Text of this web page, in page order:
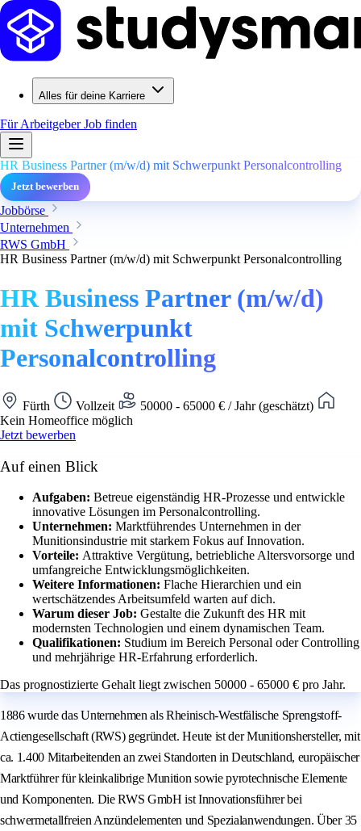
Alles für deine Karriere
Für ArbeitgeberJob finden
HR Business Partner (m/w/d) mit Schwerpunkt Personalcontrolling
Jetzt bewerben
Jobbörse
Unternehmen
RWS GmbH
HR Business Partner (m/w/d) mit Schwerpunkt Personalcontrolling
HR Business Partner (m/w/d)
mit Schwerpunkt
Personalcontrolling
Fürth Vollzeit
50000 - 65000 € / Jahr (geschätzt)
Kein Homeoffice möglich
Jetzt bewerben
Auf einen Blick
Aufgaben: Betreue eigenständig HR-Prozesse und entwickle
innovative Lösungen im Personalcontrolling.
Unternehmen: Marktführendes Unternehmen in der
Munitionsindustrie mit starkem Fokus auf Innovation.
Vorteile: Attraktive Vergütung, betriebliche Altersvorsorge und
umfangreiche Entwicklungsmöglichkeiten.
Weitere Informationen: Flache Hierarchien und ein
wertschätzendes Arbeitsumfeld warten auf dich.
Warum dieser Job: Gestalte die Zukunft des HR mit
modernsten Technologien und einem dynamischen Team.
Qualifikationen: Studium im Bereich Personal oder Controlling
und mehrjährige HR-Erfahrung erforderlich.
Das prognostizierte Gehalt liegt zwischen 50000 - 65000 € pro Jahr.
1886 wurde das Unternehmen als Rheinisch-Westfälische Sprengstoff-
Actiengesellschaft (RWS) gegründet. Heute ist der Munitionshersteller, mit
ca. 1.400 Mitarbeitenden an zwei Standorten in Deutschland, europäischer
Marktführer für kleinkalibrige Munition sowie pyrotechnische Elemente
und Komponenten. Die RWS GmbH ist Innovationsführer bei
schwermetallfreien Anzündelementen und Spezialanwendungen. Über 35